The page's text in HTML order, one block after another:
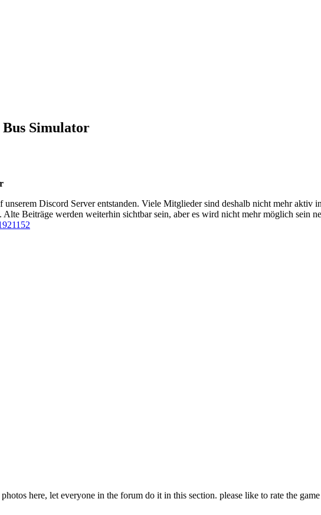
Simulator
Discord Server entstanden. Viele Mitglieder sind deshalb nicht mehr aktiv
Beiträge werden weiterhin sichtbar sein, aber es wird nicht mehr möglich sein
here, let everyone in the forum do it in this section. please like to rate the